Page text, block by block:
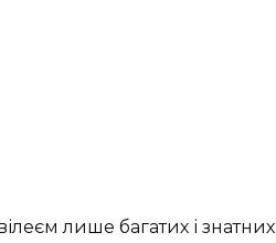
лише багатих і знатних